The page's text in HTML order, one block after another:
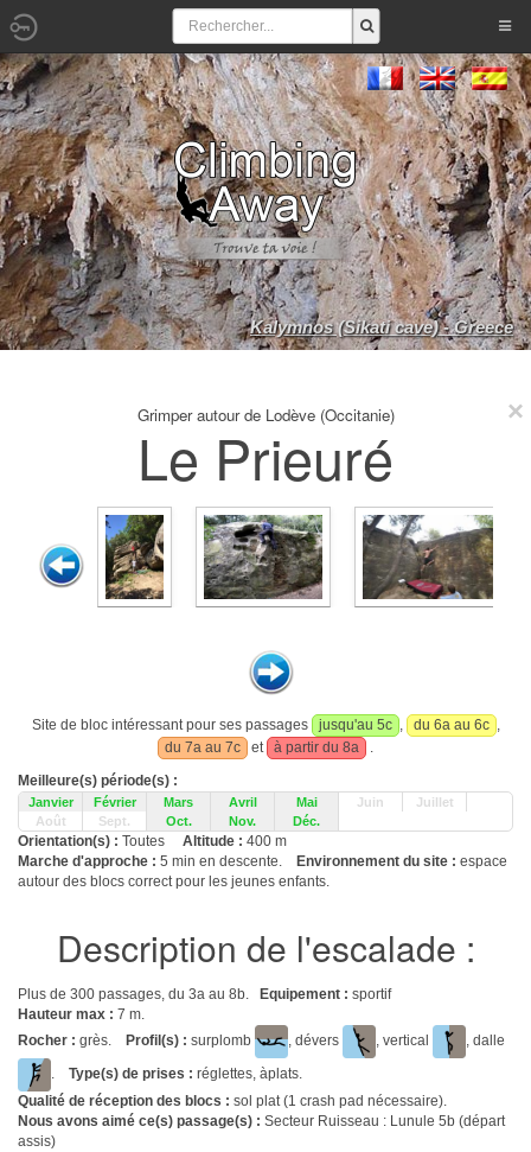
Kalymnos (Sikati cave) - Greece
Grimper autour de Lodève (Occitanie)
Le Prieuré
Site de bloc intéressant pour ses passages jusqu'au 5c , du 6a au 6c ,
du 7a au 7c
et à partir du 8a
.
Meilleure(s) période(s) :
Janvier Février Mars Avril Mai Juin
Juillet
Août
Sept. Oct. Nov. Déc.
Orientation(s) : Toutes Altitude : 400 m
Marche d'approche : 5 min en descente. Environnement du site : espace
autour des blocs correct pour les jeunes enfants.
Description de l'escalade :
Plus de 300 passages, du 3a au 8b. Equipement : sportif
Hauteur max : 7 m.
Rocher : grès. Profil(s) : surplomb , dévers , vertical
, dalle
. Type(s) de prises : réglettes, àplats.
Qualité de réception des blocs : sol plat (1 crash pad nécessaire).
Nous avons aimé ce(s) passage(s) : Secteur Ruisseau : Lunule 5b (départ
assis)